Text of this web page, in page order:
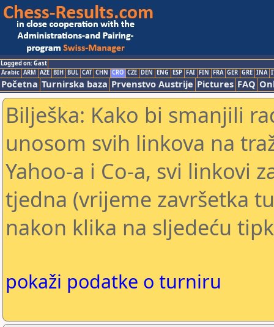
Logged on: Gast
Arabic ARM AZE BIH BUL CAT CHN CRO CZE DEN ENG ESP FAI FIN FRA GER GRE INA
Početna Turnirska baza Prvenstvo Austrije Pictures FAQ
Bilješka: Kako bi smanjili
unosom svih linkova na
Yahoo-a i Co-a, svi linkovi
tjedna (vrijeme završetka
nakon klika na sljedeću
pokaži podatke o turniru